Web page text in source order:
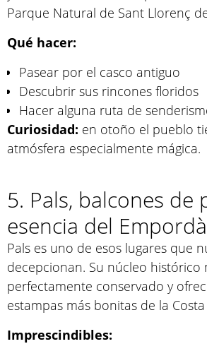
Parque Natural de Sant Llorenç
Qué hacer:
Pasear por el casco antiguo
Descubrir sus rincones floridos
Hacer alguna ruta de
Curiosidad: en otoño el pueblo
atmósfera especialmente mágica.
5. Pals, balcones de
esencia del Empordà
Pals es uno de esos lugares que
decepcionan. Su núcleo histórico
perfectamente conservado y
estampas más bonitas de la Costa
Imprescindibles: